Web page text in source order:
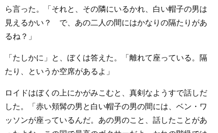
ら言った。「それと、その隣にいるかれ、白い帽子の男は
見えるかい？ で、あの二人の間にはかなりの隔たりがあ
るね？」
「たしかに」と、ぼくは答えた。「離れて座っている。隔
たり、というか空席があるよ」
ロイドはぼくの上にかがみこむと、真剣なようすで話しだ
した。「赤い頬髯の男と白い帽子の男の間には、ベン・ワ
ッソンが座っているんだ。あの男のこと、話したことがあ